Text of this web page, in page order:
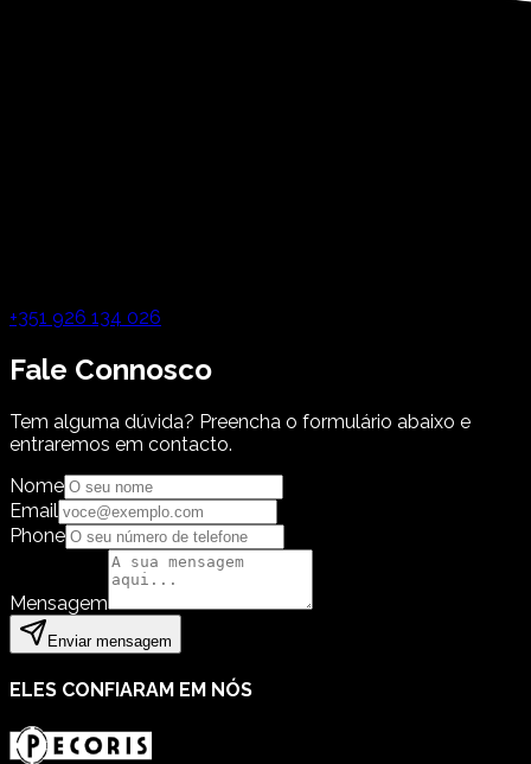
+351 926 134 026
Fale Connosco
Tem alguma dúvida? Preencha o formulário abaixo e
entraremos em contacto.
Nome
Email
Phone
Mensagem
Enviar mensagem
ELES CONFIARAM EM NÓS